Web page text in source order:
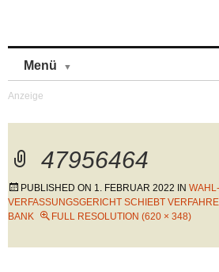
Menü
47956464
PUBLISHED ON 1. FEBRUAR 2022 IN
VERFASSUNGSGERICHT SCHIEBT
BANK
FULL RESOLUTION (620 × 348)